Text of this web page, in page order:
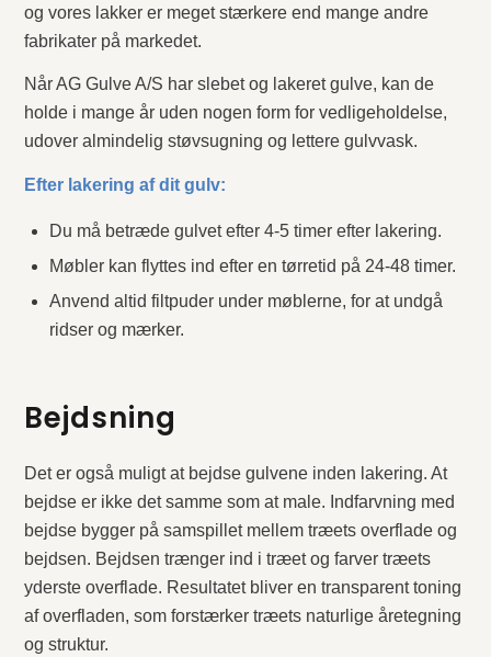
og vores lakker er meget stærkere end mange andre
fabrikater på markedet.
Når AG Gulve A/S har slebet og lakeret gulve, kan de
holde i mange år uden nogen form for vedligeholdelse,
udover almindelig støvsugning og lettere gulvvask.
Efter lakering af dit gulv:
Du må betræde gulvet efter 4-5 timer efter lakering.
Møbler kan flyttes ind efter en tørretid på 24-48 timer.
Anvend altid filtpuder under møblerne, for at undgå
ridser og mærker.
Bejdsning
Det er også muligt at bejdse gulvene inden lakering. At
bejdse er ikke det samme som at male. Indfarvning med
bejdse bygger på samspillet mellem træets overflade og
bejdsen. Bejdsen trænger ind i træet og farver træets
yderste overflade. Resultatet bliver en transparent toning
af overfladen, som forstærker træets naturlige åretegning
og struktur.